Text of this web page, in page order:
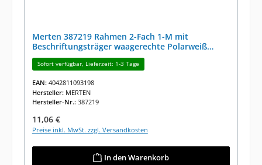
Merten 387219 Rahmen 2-Fach 1-M mit
Beschriftungsträger waagerechte Polarweiß
Glänzend
Sofort verfügbar, Lieferzeit: 1-3 Tage
EAN: 4042811093198
Hersteller: MERTEN
Hersteller-Nr.: 387219
Regulärer Preis:
11,06 €
Preise inkl. MwSt. zzgl. Versandkosten
In den Warenkorb